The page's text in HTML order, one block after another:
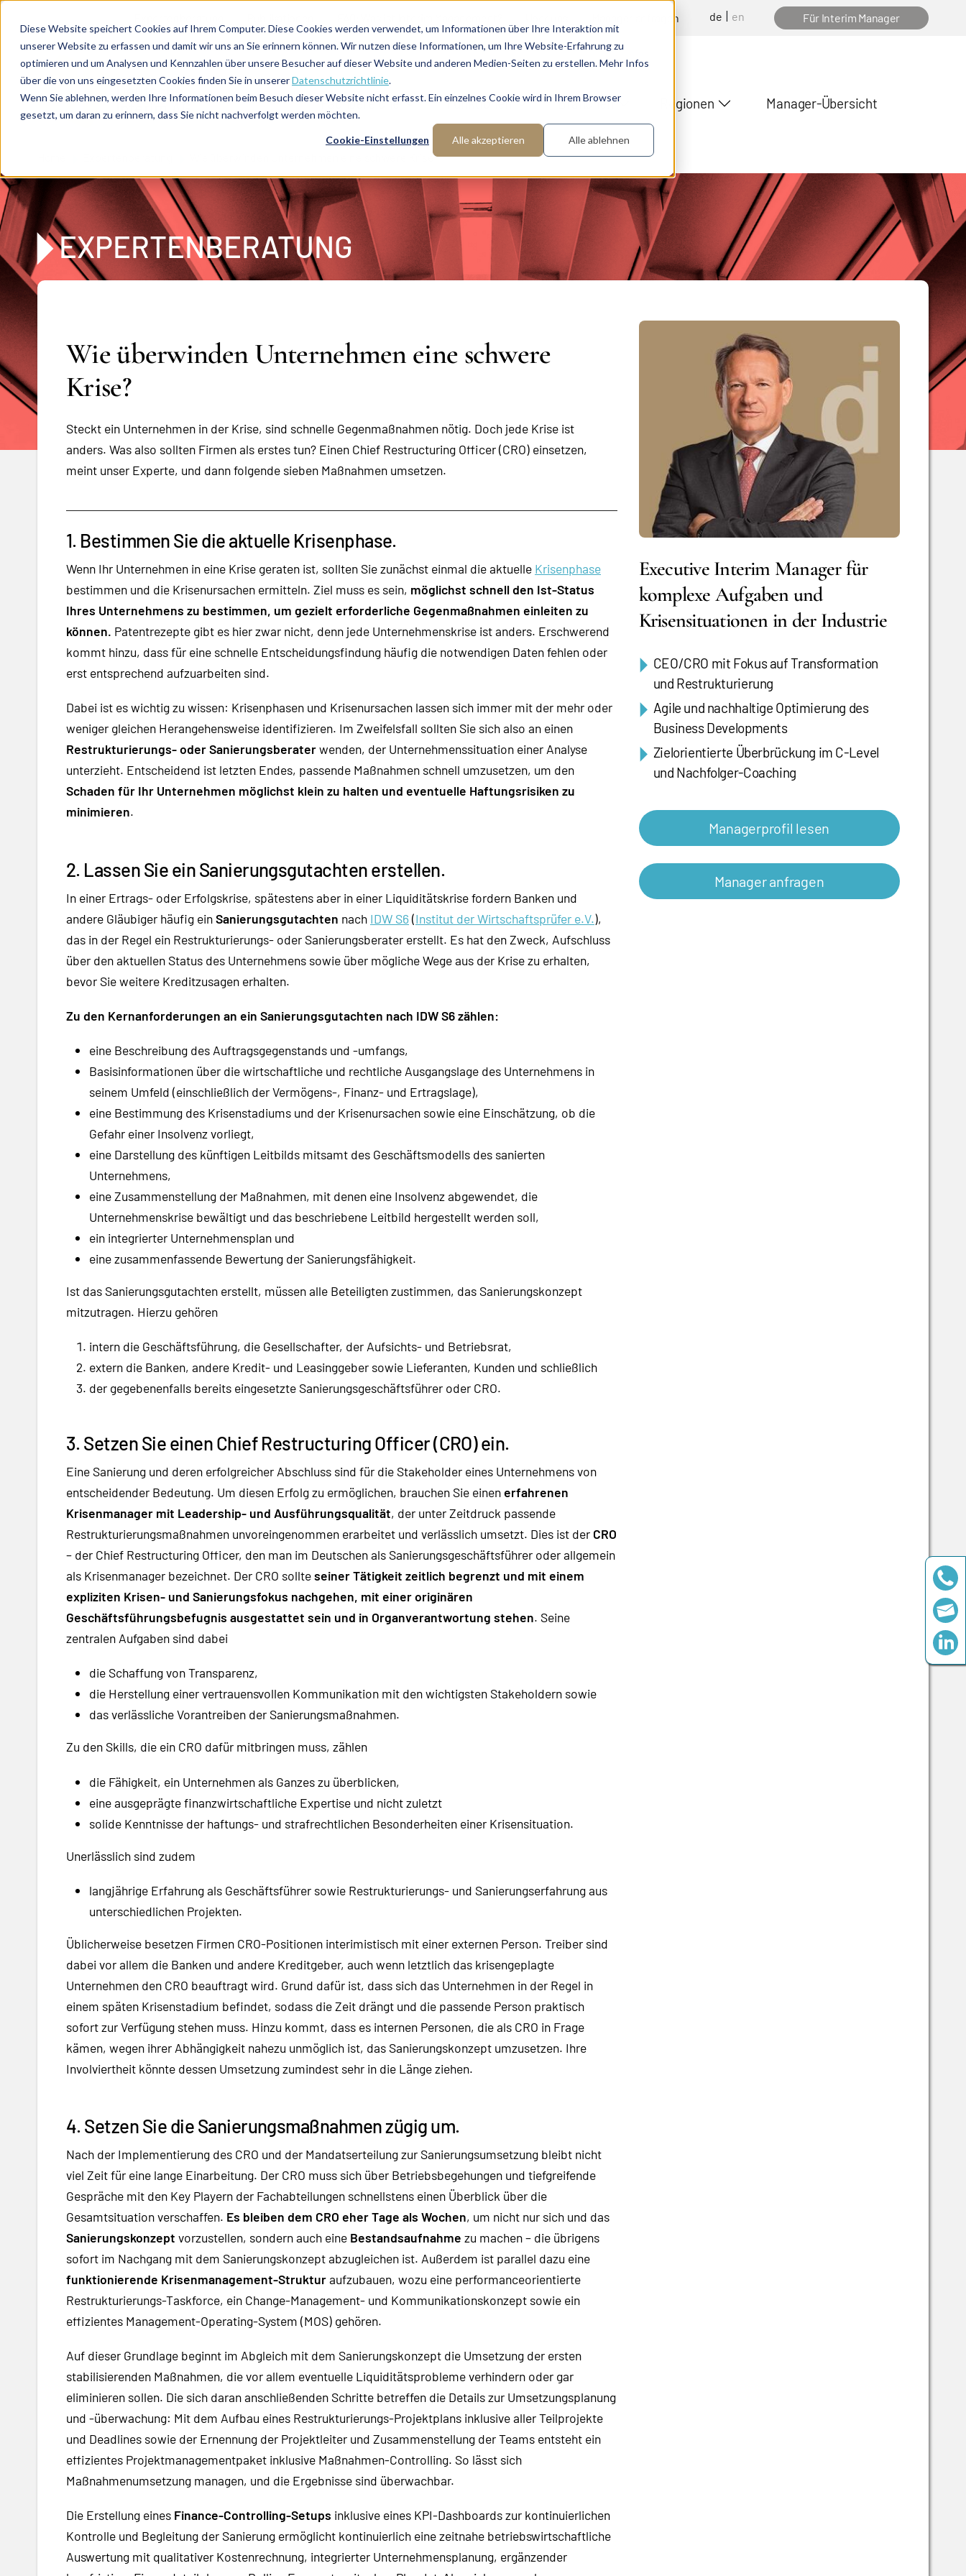
Diese Website speichert Cookies auf Ihrem Computer. Diese Cookies werden verwendet, um Informationen über Ihre Interaktion mit
unserer Website zu erfassen und damit wir uns an Sie erinnern können. Wir nutzen diese Informationen, um Ihre Website-Erfahrung zu
optimieren und um Analysen und Kennzahlen über unsere Besucher auf dieser Website und anderen Medien-Seiten zu erstellen. Mehr Infos
über die von uns eingesetzten Cookies finden Sie in unsererDatenschutzrichtlinie.
Wenn Sie ablehnen, werden Ihre Informationen beim Besuch dieser Website nicht erfasst. Ein einzelnes Cookie wird in Ihrem Browser
gesetzt, um daran zu erinnern, dass Sie nicht nachverfolgt werden möchten.
Cookie-Einstellungen Alle akzeptieren Alle ablehnen
Manager anfragen de en Für Interim Manager
Deutsche
InterimAG Fachbereiche Funktionen Branchen Regionen Manager-Übersicht
Wie überwinden Unternehmen eine schwere Krise?
EXPERTENBERATUNG
Wie überwinden Unternehmen eine schwere
Krise?
Steckt ein Unternehmen in der Krise, sind schnelle Gegenmaßnahmen nötig. Doch jede Krise ist
anders. Was also sollten Firmen als erstes tun? Einen Chief Restructuring Officer (CRO) einsetzen,
meint unser Experte, und dann folgende sieben Maßnahmen umsetzen.
1. Bestimmen Sie die aktuelle Krisenphase.
Wenn Ihr Unternehmen in eine Krise geraten ist, sollten Sie zunächst einmal die aktuelle Krisenphase
bestimmen und die Krisenursachen ermitteln. Ziel muss es sein, möglichst schnell den Ist-Status
Ihres Unternehmens zu bestimmen, um gezielt erforderliche Gegenmaßnahmen einleiten zu
können. Patentrezepte gibt es hier zwar nicht, denn jede Unternehmenskrise ist anders. Erschwerend
kommt hinzu, dass für eine schnelle Entscheidungsfindung häufig die notwendigen Daten fehlen oder
erst entsprechend aufzuarbeiten sind.
Dabei ist es wichtig zu wissen: Krisenphasen und Krisenursachen lassen sich immer mit der mehr oder
weniger gleichen Herangehensweise identifizieren. Im Zweifelsfall sollten Sie sich also an einen
Restrukturierungs- oder Sanierungsberaterwenden, der Unternehmenssituation einer Analyse
unterzieht. Entscheidend ist letzten Endes, passende Maßnahmen schnell umzusetzen, um den
Schaden für Ihr Unternehmen möglichst klein zu halten und eventuelle Haftungsrisiken zu
minimieren.
2. Lassen Sie ein Sanierungsgutachten erstellen.
In einer Ertrags- oder Erfolgskrise, spätestens aber in einer Liquiditätskrise fordern Banken und
andere Gläubiger häufig einSanierungsgutachten nach IDW S6(Institut der Wirtschaftsprüfer e.V.),
das in der Regel ein Restrukturierungs- oder Sanierungsberater erstellt. Es hat den Zweck, Aufschluss
über den aktuellen Status des Unternehmens sowie über mögliche Wege aus der Krise zu erhalten,
bevor Sie weitere Kreditzusagen erhalten.
Zu den Kernanforderungen an ein Sanierungsgutachten nach IDW S6 zählen:
eine Beschreibung des Auftragsgegenstands und -umfangs,
Basisinformationen über die wirtschaftliche und rechtliche Ausgangslage des Unternehmens in
seinem Umfeld (einschließlich der Vermögens-, Finanz- und Ertragslage),
eine Bestimmung des Krisenstadiums und der Krisenursachen sowie eine Einschätzung, ob die
Gefahr einer Insolvenz vorliegt,
eine Darstellung des künftigen Leitbilds mitsamt des Geschäftsmodells des sanierten
Unternehmens,
eine Zusammenstellung der Maßnahmen, mit denen eine Insolvenz abgewendet, die
Unternehmenskrise bewältigt und das beschriebene Leitbild hergestellt werden soll,
ein integrierter Unternehmensplan und
eine zusammenfassende Bewertung der Sanierungsfähigkeit.
Ist das Sanierungsgutachten erstellt, müssen alle Beteiligten zustimmen, das Sanierungskonzept
mitzutragen. Hierzu gehören
intern die Geschäftsführung, die Gesellschafter, der Aufsichts- und Betriebsrat,
extern die Banken, andere Kredit- und Leasinggeber sowie Lieferanten, Kunden und schließlich
der gegebenenfalls bereits eingesetzte Sanierungsgeschäftsführer oder CRO.
3. Setzen Sie einen Chief Restructuring Officer (CRO) ein.
Eine Sanierung und deren erfolgreicher Abschluss sind für die Stakeholder eines Unternehmens von
entscheidender Bedeutung. Um diesen Erfolg zu ermöglichen, brauchen Sie einenerfahrenen
Krisenmanager mit Leadership- und Ausführungsqualität, der unter Zeitdruck passende
Restrukturierungsmaßnahmen unvoreingenommen erarbeitet und verlässlich umsetzt. Dies ist der CRO
– der Chief Restructuring Officer, den man im Deutschen als Sanierungsgeschäftsführer oder allgemein
als Krisenmanager bezeichnet. Der CRO sollteseiner Tätigkeit zeitlich begrenzt und mit einem
expliziten Krisen- und Sanierungsfokus nachgehen, mit einer originären
Geschäftsführungsbefugnis ausgestattet sein und in Organverantwortung stehen. Seine
zentralen Aufgaben sind dabei
die Schaffung von Transparenz,
die Herstellung einer vertrauensvollen Kommunikation mit den wichtigsten Stakeholdern sowie
das verlässliche Vorantreiben der Sanierungsmaßnahmen.
Zu den Skills, die ein CRO dafür mitbringen muss, zählen
die Fähigkeit, ein Unternehmen als Ganzes zu überblicken,
eine ausgeprägte finanzwirtschaftliche Expertise und nicht zuletzt
solide Kenntnisse der haftungs- und strafrechtlichen Besonderheiten einer Krisensituation.
Unerlässlich sind zudem
langjährige Erfahrung als Geschäftsführer sowie Restrukturierungs- und Sanierungserfahrung aus
unterschiedlichen Projekten.
Üblicherweise besetzen Firmen CRO-Positionen interimistisch mit einer externen Person. Treiber sind
dabei vor allem die Banken und andere Kreditgeber, auch wenn letztlich das krisengeplagte
Unternehmen den CRO beauftragt wird. Grund dafür ist, dass sich das Unternehmen in der Regel in
einem späten Krisenstadium befindet, sodass die Zeit drängt und die passende Person praktisch
sofort zur Verfügung stehen muss. Hinzu kommt, dass es internen Personen, die als CRO in Frage
kämen, wegen ihrer Abhängigkeit nahezu unmöglich ist, das Sanierungskonzept umzusetzen. Ihre
Involviertheit könnte dessen Umsetzung zumindest sehr in die Länge ziehen.
4. Setzen Sie die Sanierungsmaßnahmen zügig um.
Nach der Implementierung des CRO und der Mandatserteilung zur Sanierungsumsetzung bleibt nicht
viel Zeit für eine lange Einarbeitung. Der CRO muss sich über Betriebsbegehungen und tiefgreifende
Gespräche mit den Key Playern der Fachabteilungen schnellstens einen Überblick über die
Gesamtsituation verschaffen. Es bleiben dem CRO eher Tage als Wochen, um nicht nur sich und das
Sanierungskonzept vorzustellen, sondern auch eine Bestandsaufnahme zu machen – die übrigens
sofort im Nachgang mit dem Sanierungskonzept abzugleichen ist. Außerdem ist parallel dazu eine
funktionierende Krisenmanagement-Strukturaufzubauen, wozu eine performanceorientierte
Restrukturierungs-Taskforce, ein Change-Management- und Kommunikationskonzept sowie ein
effizientes Management-Operating-System (MOS) gehören.
Auf dieser Grundlage beginnt im Abgleich mit dem Sanierungskonzept die Umsetzung der ersten
stabilisierenden Maßnahmen, die vor allem eventuelle Liquiditätsprobleme verhindern oder gar
eliminieren sollen. Die sich daran anschließenden Schritte betreffen die Details zur Umsetzungsplanung
und -überwachung: Mit dem Aufbau eines Restrukturierungs-Projektplans inklusive aller Teilprojekte
und Deadlines sowie der Ernennung der Projektleiter und Zusammenstellung der Teams entsteht ein
effizientes Projektmanagementpaket inklusive Maßnahmen-Controlling. So lässt sich
Maßnahmenumsetzung managen, und die Ergebnisse sind überwachbar.
Die Erstellung eines Finance-Controlling-Setups inklusive eines KPI-Dashboards zur kontinuierlichen
Kontrolle und Begleitung der Sanierung ermöglicht kontinuierlich eine zeitnahe betriebswirtschaftliche
Auswertung mit qualitativer Kostenrechnung, integrierter Unternehmensplanung, ergänzender
Executive Interim Manager für
komplexe Aufgaben und
Krisensituationen in der Industrie
CEO/CRO mit Fokus auf Transformation
und Restrukturierung
Agile und nachhaltige Optimierung des
Business Developments
Zielorientierte Überbrückung im C-Level
und Nachfolger-Coaching
Managerprofil lesen
Manager anfragen